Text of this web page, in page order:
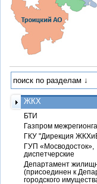
ЖКХ
БТИ
Газпром
ГКУ "Дирекция
ГУП «Мосводосток»,
диспетчерские
Департамент
(присоединен к
городского